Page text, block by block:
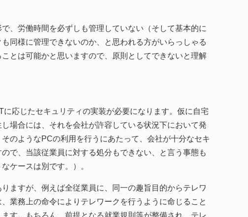
、労働時間を必ずしも管理していない（そして基本的に
同様に管理できないのか、と思われる方がいらっしゃる
とは可能かと思いますので、原則としてできないと理解
応じたセキュリティの実装が必要になります。仮に自宅
場合には、それを会社が許容している状況下において発
のようなPCの利用を行うにあたって、会社が十分なセキ
で、当該従業員に対する処分もできない、と言う事態も
ケースは別です。）。
ますが、例えば全従業員に、同一の趣旨目的からテレワ
業務上の命令によりテレワークを行うように命じること
す。もちろん、前提となる就業規則等が整備され、テレ